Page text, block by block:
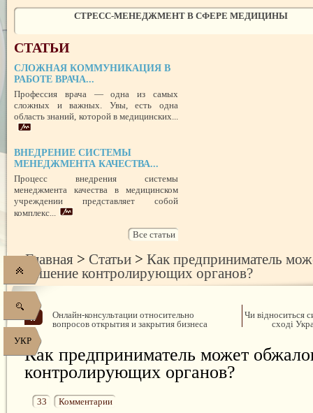
УКР
СТРЕСС-МЕНЕДЖМЕНТ В СФЕРЕ МЕДИЦИНЫ
ЗАЩИТА РЕПУТАЦИИ В СЕТИ ИНТЕРНЕТ: SERM, ИЛИ КАК
ПРАВОВОЙ СТАТУС ПРЕДСТАВИТЕЛЯ ПАЦИЕНТА В УКРАИНЕ
РУБЕЖОМ
РОЛЬ МЕДИЦИНСКОЙ ДОКУМЕНТАЦИИ КАК
ГРАЖДАНСКОМ И УГОЛОВНОМ СУДОПРОИЗВОДСТВЕ
СТАТЬИ
СЛОЖНАЯ КОММУНИКАЦИЯ В
РАБОТЕ ВРАЧА...
Профессия врача — одна из самых
сложных и важных. Увы, есть одна
область знаний, которой в медицинских...
ВНЕДРЕНИЕ СИСТЕМЫ
МЕНЕДЖМЕНТА КАЧЕСТВА...
Процесс внедрения системы
менеджмента качества в медицинском
учреждении представляет собой
комплекс...
Все статьи
Главная > Статьи > Как предприниматель
решение контролирующих органов?
Онлайн-консультации относительно
вопросов открытия и закрытия бизнеса
Чи відноситься
сході
Как предприниматель может
контролирующих органов?
33 Комментарии